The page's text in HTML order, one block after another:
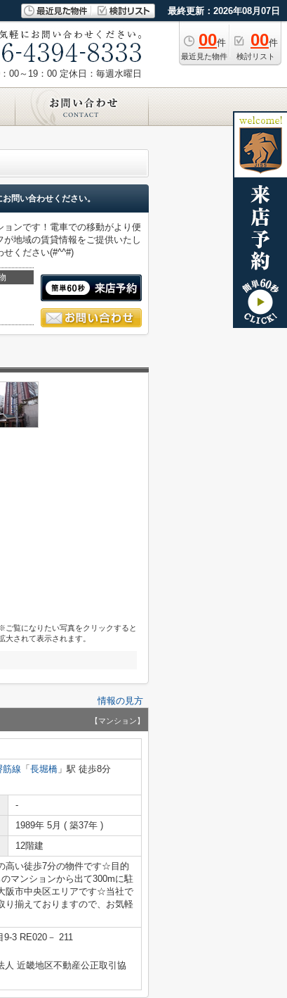
最終更新：2026年08月07日
00件
最近見た物件
00件
検討リスト
00～19：00 定休日：毎週水曜日
問い合わせください。
ンです！電車での移動がより便
地域の賃貸情報をご提供いたし
せください(#^^#)
ご覧になりたい写真をクリックすると
大されて表示されます。
情報の見方
【マンション】
筋線 「 長堀橋 」駅 徒歩8分
-
1989年 5月 ( 築37年 )
12階建
高い徒歩7分の物件です☆目的
マンションから出て300mに駐
阪市中央区エリアです☆当社で
り揃えておりますので、お気軽
9-3 RE020－ 211
人 近畿地区不動産公正取引協